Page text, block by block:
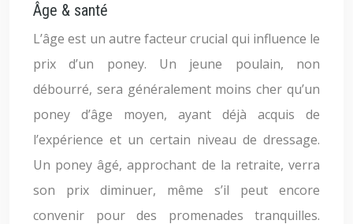
Âge & santé
L’âge est un autre facteur crucial qui influence le
prix d’un poney. Un jeune poulain, non
débourré, sera généralement moins cher qu’un
poney d’âge moyen, ayant déjà acquis de
l’expérience et un certain niveau de dressage.
Un poney âgé, approchant de la retraite, verra
son prix diminuer, même s’il peut encore
convenir pour des promenades tranquilles.